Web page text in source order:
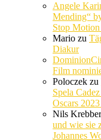
Angele
Mending“
Stop
Mario zu
Diakur
Film
Poloczek zu
Spela
Oscars
Nils Krebber
und wie sie
Johannes